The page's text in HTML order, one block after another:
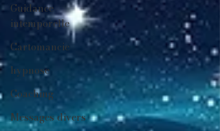
Guidance
intemporelle
Cartomancie
hypnose
Coaching
Messages divers